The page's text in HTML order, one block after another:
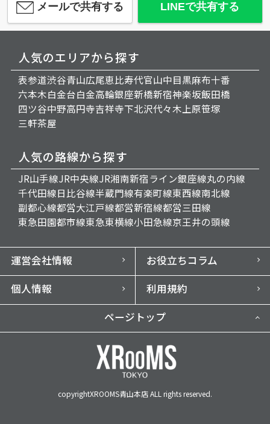
メールで共有する LINEで共有する
人気のエリアから探す
表参道渋谷青山広尾恵比寿代官山中目黒麻布十番
六本木白金台白金高輪銀座新橋新宿神楽坂飯田橋
四ツ谷中野高円寺吉祥寺下北沢代々木上原笹塚
三軒茶屋
人気の路線から探す
JR山手線JR中央線JR湘南新宿ライン銀座線丸の内線
千代田線日比谷線半蔵門線有楽町線東西線南北線
副都心線都営大江戸線都営新宿線都営三田線
東急田園都市線東急東横線小田急線京王井の頭線
運営会社情報
お役立ちコラム
個人情報
利用規約
ページトップ
copyrightXROOMS青山本店 ALL rights reserved.